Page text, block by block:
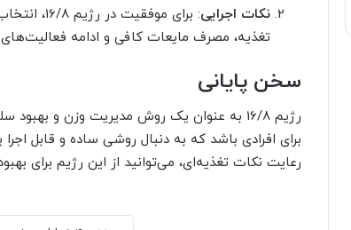
نکات اجرایی
: برای
تغذیه، مصرف مایعات کافی و ادامه
سخن پایانی
رژیم 16/8 به عنوان یک روش مدیریت وزن و
برای افرادی باشد که به دنبال روشی ساده و قابل
رعایت نکات تغذیه‌ای، می‌توانید از این رژیم برای